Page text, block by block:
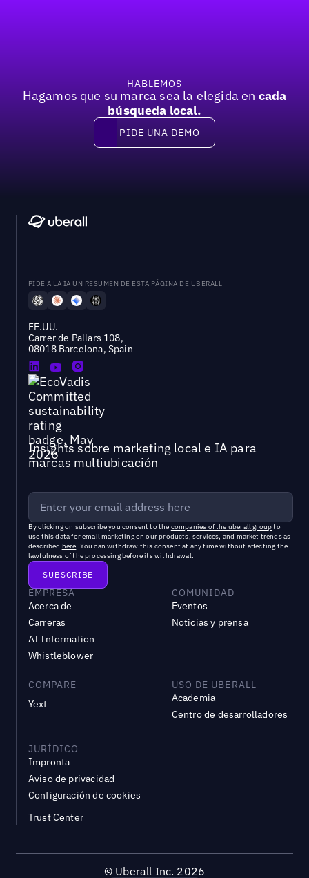
HABLEMOS
Hagamos que su marca sea la elegida en cada
búsqueda local.
Pide una demo
PIDE UNA DEMO
PÍDE A LA IA UN RESUMEN DE ESTA PÁGINA DE UBERALL
EE.UU.
Carrer de Pallars 108,
08018 Barcelona, Spain
Insights sobre marketing local e IA para
marcas multiubicación
By clicking on subscribe you consent to the companies of the uberall groupto
use this data for email marketing on our products, services, and market trends as
described here. You can withdraw this consent at any time without affecting the
lawfulness of the processing before its withdrawal.
EMPRESA
Acerca de
Carreras
AI Information
Whistleblower
COMUNIDAD
Eventos
Noticias y prensa
COMPARE
Yext
USO DE UBERALL
Academia
Centro de desarrolladores
JURÍDICO
Impronta
Aviso de privacidad
Configuración de cookies
Trust Center
© Uberall Inc. 2026